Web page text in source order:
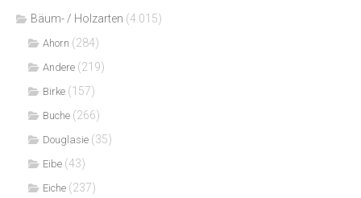
Bäum- / Holzarten (4.015)
Ahorn (284)
Andere (219)
Birke (157)
Buche (266)
Douglasie (35)
Eibe (43)
Eiche (237)